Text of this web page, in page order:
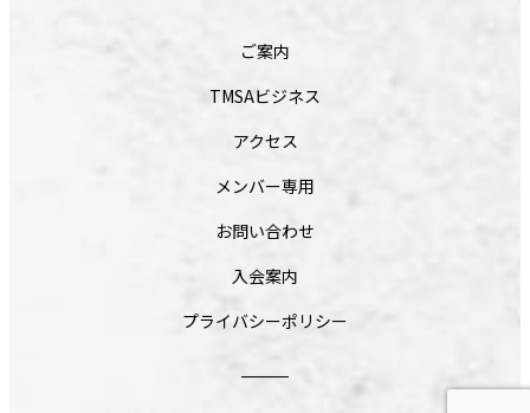
ご案内
TMSAビジネス
アクセス
メンバー専用
お問い合わせ
入会案内
プライバシーポリシー